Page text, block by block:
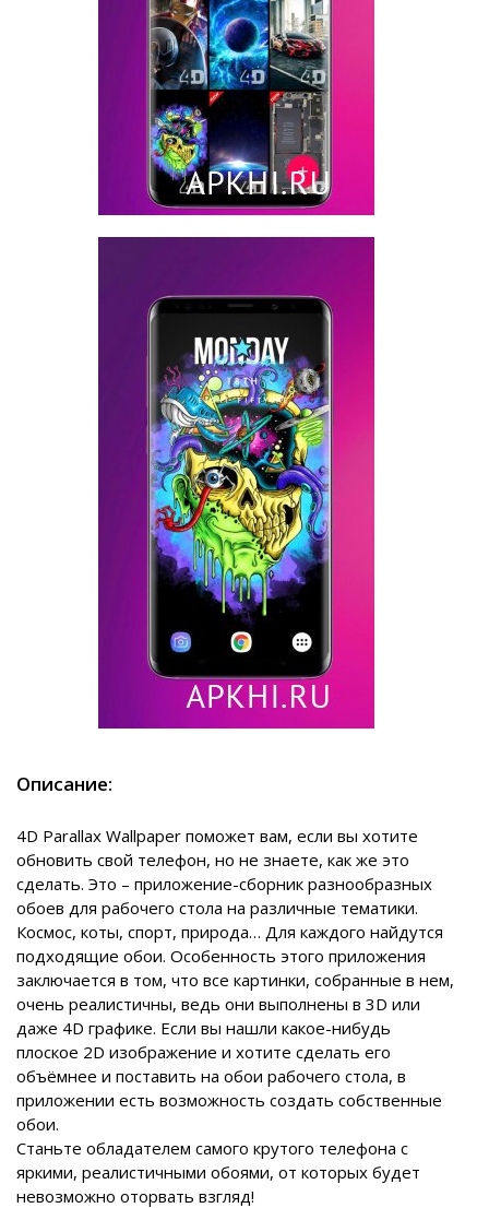
Описание:
4D Parallax Wallpaper поможет вам, если вы хотите
обновить свой телефон, но не знаете, как же это
сделать. Это – приложение-сборник разнообразных
обоев для рабочего стола на различные тематики.
Космос, коты, спорт, природа… Для каждого найдутся
подходящие обои. Особенность этого приложения
заключается в том, что все картинки, собранные в нем,
очень реалистичны, ведь они выполнены в 3D или
даже 4D графике. Если вы нашли какое-нибудь
плоское 2D изображение и хотите сделать его
объёмнее и поставить на обои рабочего стола, в
приложении есть возможность создать собственные
обои.
Станьте обладателем самого крутого телефона с
яркими, реалистичными обоями, от которых будет
невозможно оторвать взгляд!